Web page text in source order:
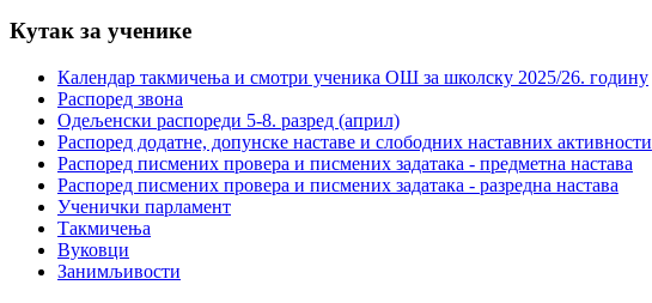
Кутак за ученике
Календар такмичења и смотри ученика ОШ за школску 2025/26. годину
Распоред звона
Одељенски распореди 5-8. разред (април)
Распоред додатне, допунске наставе и слободних наставних активности
Распоред писмених провера и писмених задатака - предметна настава
Распоред писмених провера и писмених задатака - разредна настава
Ученички парламент
Такмичења
Вуковци
Занимљивости